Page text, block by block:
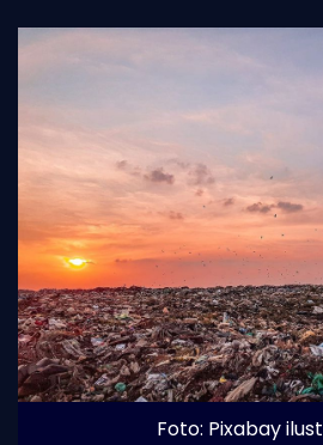
Foto: Pixabay